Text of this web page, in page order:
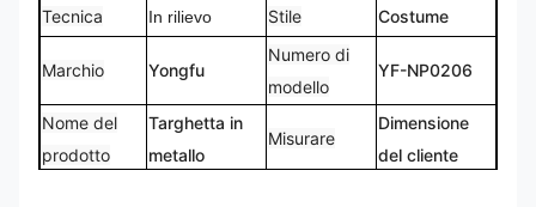
Tecnica In rilievo Stile Costume
Marchio Yongfu
Numero di
modello
YF-NP0206
Nome del
prodotto
Targhetta in
metallo
Misurare
Dimensione
del cliente